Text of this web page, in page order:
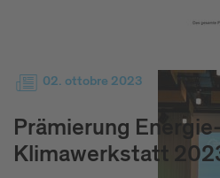
02. ottobre 2023
Prämierung
Klimawerkstatt